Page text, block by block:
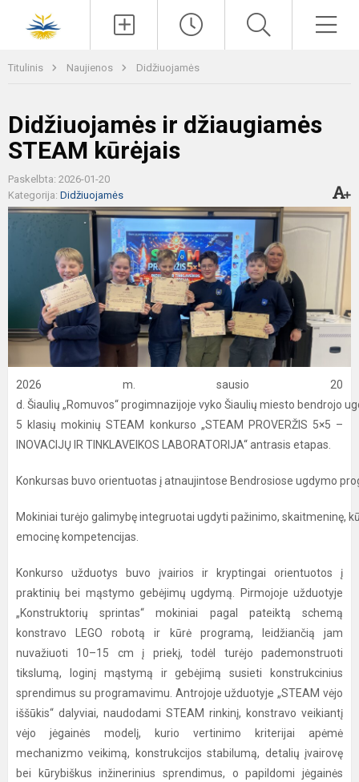
Titulinis Naujienos Didžiuojamės
Didžiuojamės ir džiaugiamės
STEAM kūrėjais
Paskelbta: 2026-01-20
Kategorija: Didžiuojamės
2026 m. sausio 20
d. Šiaulių „Romuvos“ progimnazijoje vyko Šiaulių miesto bendrojo
5 klasių mokinių STEAM konkurso „STEAM PROVERŽIS 5×5 –
INOVACIJŲ IR TINKLAVEIKOS LABORATORIJA“ antrasis etapas.
Konkursas buvo orientuotas į atnaujintose Bendrosiose ugdymo
Mokiniai turėjo galimybę integruotai ugdyti pažinimo, skaitmeninę,
emocinę kompetencijas.
Konkurso užduotys buvo įvairios ir kryptingai orientuotos į
praktinių bei mąstymo gebėjimų ugdymą. Pirmojoje užduotyje
„Konstruktorių sprintas“ mokiniai pagal pateiktą schemą
konstravo LEGO robotą ir kūrė programą, leidžiančią jam
nuvažiuoti 10–15 cm į priekį, todėl turėjo pademonstruoti
tikslumą, loginį mąstymą ir gebėjimą susieti konstrukcinius
sprendimus su programavimu. Antrojoje užduotyje „STEAM vėjo
iššūkis“ dalyviai, naudodami STEAM rinkinį, konstravo veikiantį
vėjo jėgainės modelį, kurio vertinimo kriterijai apėmė
mechanizmo veikimą, konstrukcijos stabilumą, detalių įvairovę
bei kūrybiškus inžinerinius sprendimus, o papildomi jėgainės